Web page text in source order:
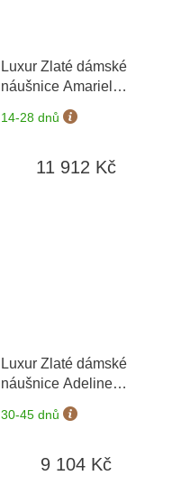
Luxur Zlaté dámské
náušnice Amariel
6630421-1-001
možnost výměny do 90
14-28 dnů
11 912 Kč
Luxur Zlaté dámské
náušnice Adeline
6680378-0-0-1
možnost výměny do 90
30-45 dnů
9 104 Kč